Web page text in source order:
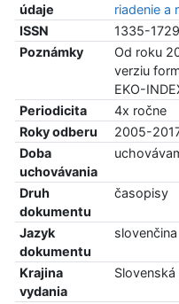
údaje
riadenie a
ISSN
1335-
Poznámky
Od roku
verziu
EKO-
Periodicita
4x ročne
Roky odberu
2005-
Doba
uchovávania
Druh
dokumentu
časopisy
Jazyk
dokumentu
slovenčina
Krajina
vydania